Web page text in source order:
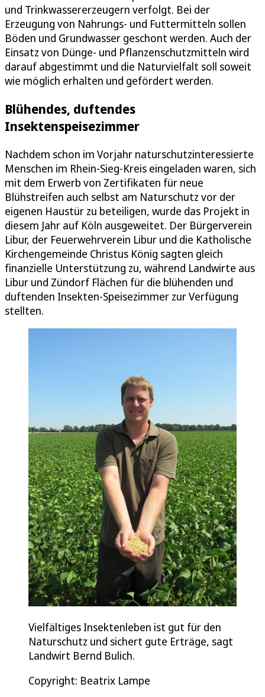
und Trinkwassererzeugern verfolgt. Bei der
Erzeugung von Nahrungs- und Futtermitteln sollen
Böden und Grundwasser geschont werden. Auch der
Einsatz von Dünge- und Pflanzenschutzmitteln wird
darauf abgestimmt und die Naturvielfalt soll soweit
wie möglich erhalten und gefördert werden.
Blühendes, duftendes
Insektenspeisezimmer
Nachdem schon im Vorjahr naturschutzinteressierte
Menschen im Rhein-Sieg-Kreis eingeladen waren, sich
mit dem Erwerb von Zertifikaten für neue
Blühstreifen auch selbst am Naturschutz vor der
eigenen Haustür zu beteiligen, wurde das Projekt in
diesem Jahr auf Köln ausgeweitet. Der Bürgerverein
Libur, der Feuerwehrverein Libur und die Katholische
Kirchengemeinde Christus König sagten gleich
finanzielle Unterstützung zu, während Landwirte aus
Libur und Zündorf Flächen für die blühenden und
duftenden Insekten-Speisezimmer zur Verfügung
stellten.
Vielfältiges Insektenleben ist gut für den
Naturschutz und sichert gute Erträge, sagt
Landwirt Bernd Bulich.
Copyright: Beatrix Lampe